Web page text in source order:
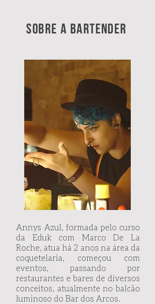
SOBRE A bartender
Annys Azul, formada pelo curso
da Eduk com Marco De La
Roche, atua há 2 anos na área da
coquetelaria, começou com
eventos, passando por
restaurantes e bares de diversos
conceitos, atualmente no balcão
luminoso do Bar dos Arcos.